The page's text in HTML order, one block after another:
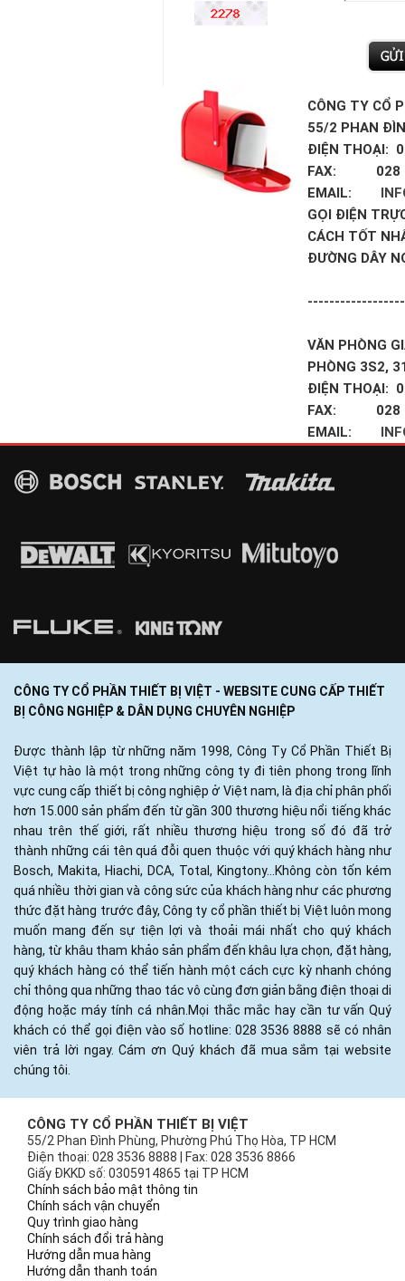
CÔNG TY CỔ
55/2 PHAN
ĐIỆN THOẠI:
FAX: 028
EMAIL:
GỌI ĐIỆN
CÁCH TỐT
ĐƯỜNG DÂY
VĂN PHÒNG
PHÒNG 3S2,
ĐIỆN THOẠI:
FAX: 028
EMAIL:
CÔNG TY CỔ PHẦN THIẾT BỊ VIỆT - WEBSITE CUNG CẤP THIẾT
BỊ CÔNG NGHIỆP & DÂN DỤNG CHUYÊN NGHIỆP
Được thành lập từ những năm 1998, Công Ty Cổ Phần Thiết Bị
Việt tự hào là một trong những công ty đi tiên phong trong lĩnh
vực cung cấp thiết bị công nghiệp ở Việt nam, là địa chỉ phân phối
hơn 15.000 sản phẩm đến từ gần 300 thương hiệu nổi tiếng khác
nhau trên thế giới, rất nhiều thương hiệu trong số đó đã trở
thành những cái tên quá đỗi quen thuộc với quý khách hàng như
Bosch, Makita, Hiachi, DCA, Total, Kingtony...Không còn tốn kém
quá nhiều thời gian và công sức của khách hàng như các phương
thức đặt hàng trước đây, Công ty cổ phần thiết bị Việt luôn mong
muốn mang đến sự tiện lợi và thoải mái nhất cho quý khách
hàng, từ khâu tham khảo sản phẩm đến khâu lựa chọn, đặt hàng,
quý khách hàng có thể tiến hành một cách cực kỳ nhanh chóng
chỉ thông qua những thao tác vô cùng đơn giản bằng điện thoại di
động hoặc máy tính cá nhân.Mọi thắc mắc hay cần tư vấn Quý
khách có thể gọi điện vào số hotline: 028 3536 8888 sẽ có nhân
viên trả lời ngay. Cám ơn Quý khách đã mua sắm tại website
chúng tôi.
CÔNG TY CỔ PHẦN THIẾT BỊ VIỆT
55/2 Phan Đình Phùng, Phường Phú Thọ Hòa, TP HCM
Điện thoại: 028 3536 8888 | Fax: 028 3536 8866
Giấy ĐKKD số: 0305914865 tại TP HCM
Chính sách bảo mật thông tin
Chính sách vận chuyển
Quy trình giao hàng
Chính sách đổi trả hàng
Hướng dẫn mua hàng
Hướng dẫn thanh toán